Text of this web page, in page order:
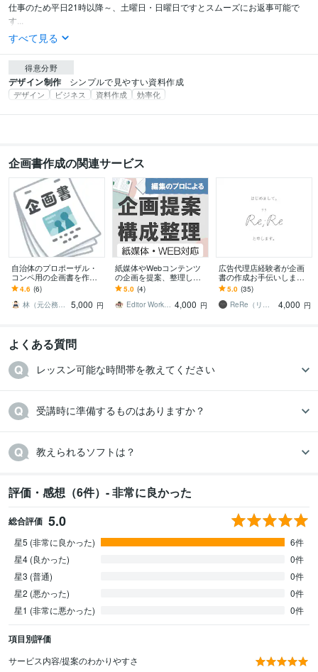
仕事のため平日21時以降～、土曜日・日曜日ですとスムーズにお返事可能で
す...
すべて見る
得意分野
デザイン制作 シンプルで見やすい資料作成
デザイン ビジネス 資料作成 効率化
企画書作成の関連サービス
自治体のプロポーザル・
コンペ用の企画書を作成
します 自治体で審査員を
行ってきた知識・経験を
伝授します
4.6 (6)
林（元公務員－面接官・論文採点歴16年）
5,000 円
紙媒体やWebコンテンツ
の企画を提案、整理しま
す 「何をどう伝える？」
編集者による、企画・構
成サポート♪
5.0 (4)
Editor Works｜編集サポート 4,000 円
広告代理店経験者が企画
書の作成お手伝いします
独学ではないプロの企画
書作りでサポートしま
す。
5.0 (35)
ReRe（リリ）
4,000 円
よくある質問
レッスン可能な時間帯を教えてください
受講時に準備するものはありますか？
教えられるソフトは？
評価・感想（6件）- 非常に良かった
総合評価 5.0
星5 (非常に良かった)
6件
星4 (良かった)
0件
星3 (普通)
0件
星2 (悪かった)
0件
星1 (非常に悪かった)
0件
項目別評価
サービス内容/提案のわかりやすさ